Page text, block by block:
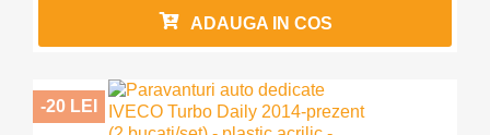
ADAUGA IN COS
-20 LEI